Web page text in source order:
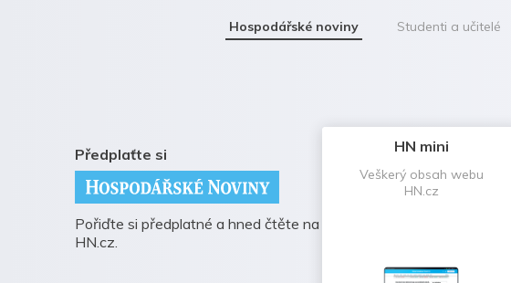
Hospodářské noviny Studenti a učitelé
Předplaťte si
Pořiďte si předplatné a hned čtěte na
HN.cz.
HN mini
Veškerý obsah webu
HN.cz